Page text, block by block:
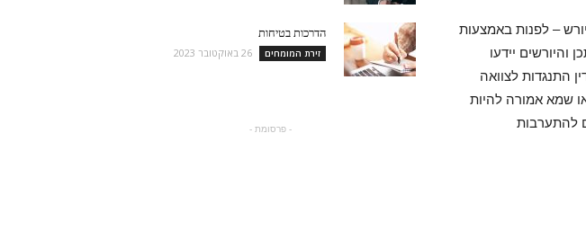
– לפנות באמצעות
והיורשים יידעו
התנגדות לצוואה
שמא אמורה להיות
להתערבות
הדרכות בטיחות
זירת המומחים 26 באוקטובר 2023
- פרסומת -